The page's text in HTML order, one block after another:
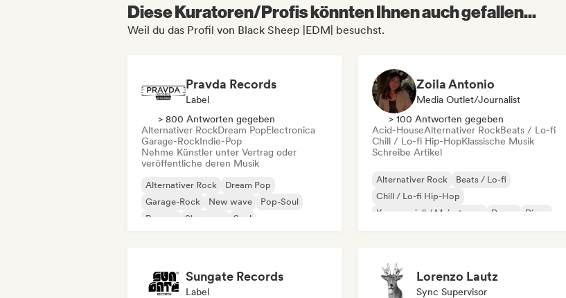
Diese Kuratoren/Profis könnten Ihnen auch gefallen...
Weil du das Profil von Black Sheep |EDM| besuchst.
Pravda Records
Label
> 800 Antworten gegeben
Alternativer RockDream PopElectronica
Garage-RockIndie-Pop
Nehme Künstler unter Vertrag oder
veröffentliche deren Musik
Alternativer Rock
Dream Pop
Garage-Rock
New wave
Pop-Soul
Reggae
Shoegaze Soul
Zoila Antonio
Media Outlet/Journalist
> 100 Antworten gegeben
Acid-HouseAlternativer RockBeats / Lo-fi
Chill / Lo-fi Hip-HopKlassische Musik
Schreibe Artikel
Alternativer Rock
Beats / Lo-fi
Chill / Lo-fi Hip-Hop
Kommerziell / Mainstream
Dance
Disco
Sungate Records
Label
Lorenzo Lautz
Sync Supervisor